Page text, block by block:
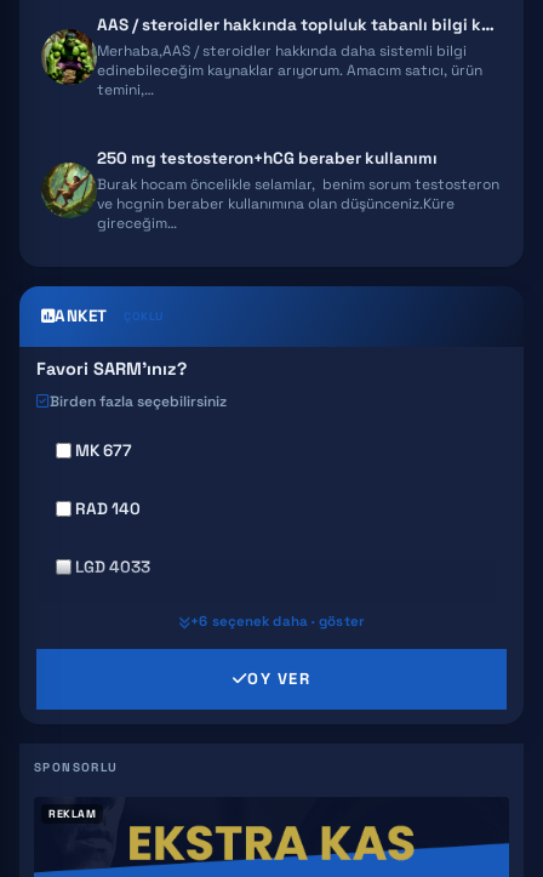
AAS / steroidler hakkında topluluk tabanlı bilgi kaynakları ve arşiv ö…
Merhaba,AAS / steroidler hakkında daha sistemli bilgi
edinebileceğim kaynaklar arıyorum. Amacım satıcı, ürün
temini,…
250 mg testosteron+hCG beraber kullanımı
Burak hocam öncelikle selamlar, benim sorum testosteron
ve hcgnin beraber kullanımına olan düşünceniz.Küre
gireceğim…
ANKET ÇOKLU
Favori SARM'ınız?
Birden fazla seçebilirsiniz
MK 677
RAD 140
LGD 4033
S4
+6 seçenek daha · göster
OY VER
REKLAM